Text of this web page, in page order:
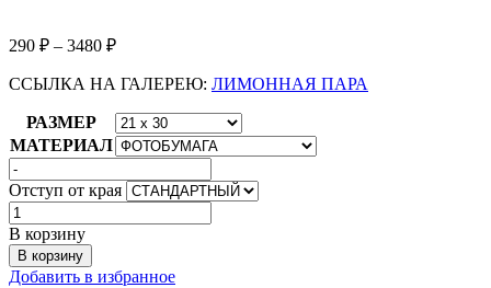
290 ₽ – 3480 ₽
ССЫЛКА НА ГАЛЕРЕЮ: ЛИМОННАЯ ПАРА
РАЗМЕР
МАТЕРИАЛ
Отступ от края
Количество
товара
ВЕТКА
ЛИМОНОВ
В корзину
В корзину
Добавить в избранное